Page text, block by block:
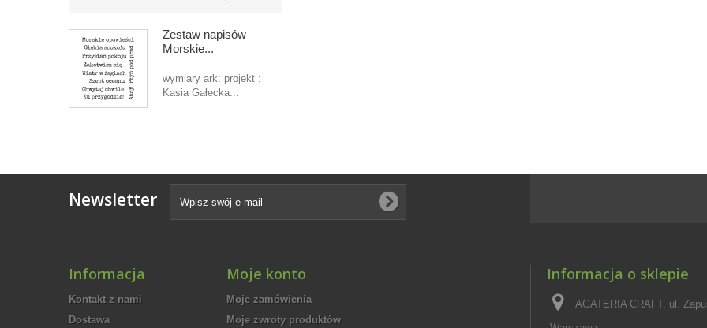
Zestaw napisów
Morskie...
wymiary ark: projekt :
Kasia Gałecka...
Newsletter
Informacja
Kontakt z nami
Dostawa
Moje konto
Moje zamówienia
Moje zwroty produktów
Informacja o sklepie
AGATERIA CRAFT, ul.